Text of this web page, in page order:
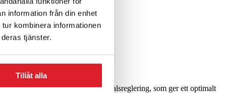
information från din enhet
kombinera informationen
tjänster.
Tillåt alla
med inbyggd trestegs varvtalsreglering, som ger ett optimalt